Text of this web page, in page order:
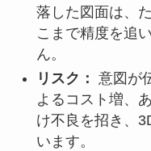
落した図面は、
こまで精度を追
ん。
リスク： 意図が
よるコスト増、
け不良を招き、
います。